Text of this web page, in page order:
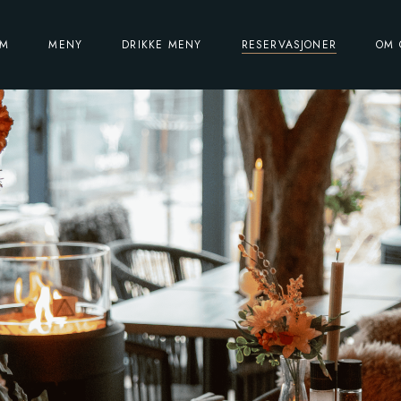
MENY
Lunsj meny
Kvelds meny
DRIKKE MENY RESERVASJONER OM
Lunsj meny